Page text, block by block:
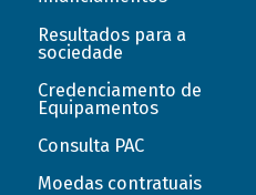
Resultados para a
sociedade
Credenciamento de
Equipamentos
Consulta PAC
Moedas contratuais